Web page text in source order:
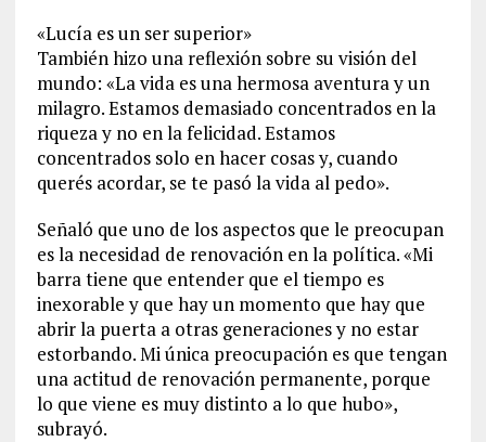
«Lucía es un ser superior»
También hizo una reflexión sobre su visión del
mundo: «La vida es una hermosa aventura y un
milagro. Estamos demasiado concentrados en la
riqueza y no en la felicidad. Estamos
concentrados solo en hacer cosas y, cuando
querés acordar, se te pasó la vida al pedo».
Señaló que uno de los aspectos que le preocupan
es la necesidad de renovación en la política. «Mi
barra tiene que entender que el tiempo es
inexorable y que hay un momento que hay que
abrir la puerta a otras generaciones y no estar
estorbando. Mi única preocupación es que tengan
una actitud de renovación permanente, porque
lo que viene es muy distinto a lo que hubo»,
subrayó.